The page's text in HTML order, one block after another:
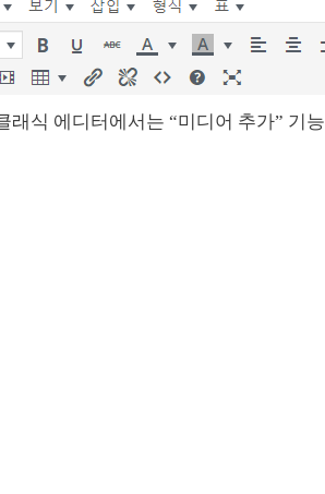
래식 에디터에서는 “미디어 추가” 기